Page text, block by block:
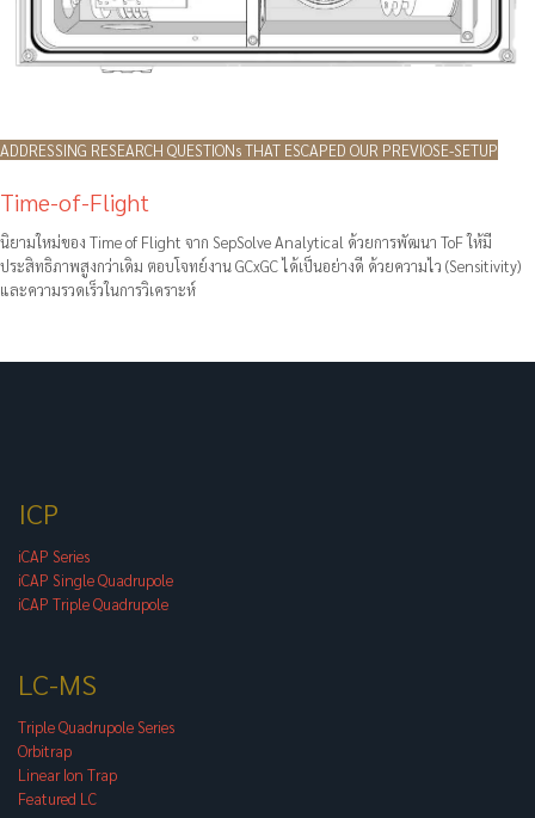
ADDRESSING RESEARCH QUESTIONs THAT ESCAPED OUR PREVIOSE-SETUP
Time-of-Flight
นิยามใหม่ของ Time of Flight จาก SepSolve Analytical ด้วยการพัฒนา ToF ให้มี
ประสิทธิภาพสูงกว่าเดิม ตอบโจทย์งาน GCxGC ได้เป็นอย่างดี ด้วยความไว (Sensitivity)
และความรวดเร็วในการวิเคราะห์
ICP
iCAP Series
iCAP Single Quadrupole
iCAP Triple Quadrupole
LC-MS
Triple Quadrupole Series
Orbitrap
Linear Ion Trap
Featured LC